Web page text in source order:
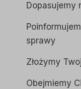
Dopasujemy
sprawy
Złożymy
Obejmiemy